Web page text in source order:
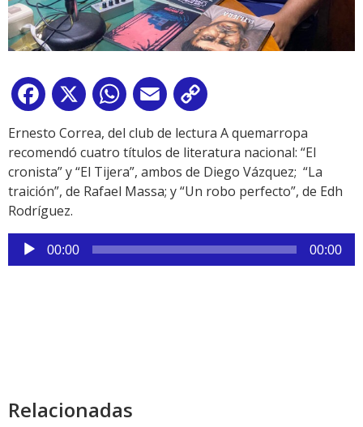
Facebook
X WhatsApp
Email
Link
Ernesto Correa, del club de lectura A quemarropa
recomendó cuatro títulos de literatura nacional: “El
cronista” y “El Tijera”, ambos de Diego Vázquez; “La
traición”, de Rafael Massa; y “Un robo perfecto”, de Edh
Rodríguez.
Reproductor
de
00:00 00:00
Relacionadas